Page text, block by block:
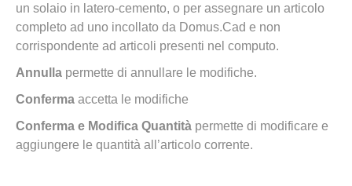
un solaio in latero-cemento, o per assegnare un articolo
completo ad uno incollato da Domus.Cad e non
corrispondente ad articoli presenti nel computo.
Annulla permette di annullare le modifiche.
Conferma accetta le modifiche
Conferma e Modifica Quantità permette di modificare e
aggiungere le quantità all’articolo corrente.